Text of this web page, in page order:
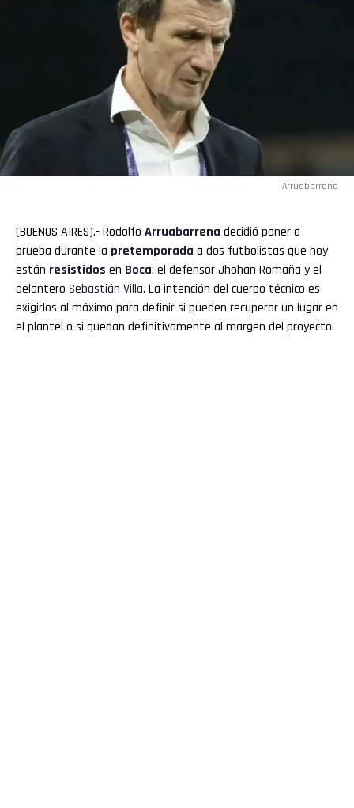
Arruabarrena
(BUENOS AIRES).- Rodolfo Arruabarrena decidió poner a
prueba durante la pretemporada a dos futbolistas que hoy
están resistidos en Boca: el defensor Jhohan Romaña y el
delantero Sebastián Villa. La intención del cuerpo técnico es
exigirlos al máximo para definir si pueden recuperar un lugar en
el plantel o si quedan definitivamente al margen del proyecto.
Whatsapp
Email